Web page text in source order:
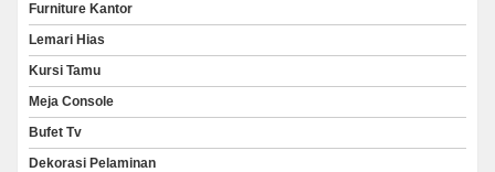
Furniture Kantor
Lemari Hias
Kursi Tamu
Meja Console
Bufet Tv
Dekorasi Pelaminan